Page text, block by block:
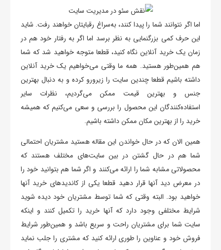
اما اگر نتوانند شما را پیدا کنند، به‌سراغ رقبایتان خواهند رفت. شاید
این حرف کمی بزرگنمایی به نظر برسد اما اگر به رفتار خود هم در
زمان یک خرید آنلاین نگاه کنید، قطعا متوجه خواهید شد که شما
هم همین‌طور هستید. همه ما وقتی می‌خواهیم یک خرید آنلاین
داشته باشیم قطعا چندین سایت را زیرورو کرده و به دنبال بهترین
جنس و بهترین قیمت ممکن می‌گردیم، نظرات سایر
استفاده‌کنندگان این محصول را بررسی و سعی می‌کنیم که همیشه
خرید را از بهترین مکان ممکن داشته باشیم.
همین الان که در حال خواندن این مقاله هستید مشتریان احتمالی
شما هم در حال گشتن در بین سایت‌های مختلف هستند که
محصولاتی مشابه شما را ارائه می‌کنند و اگر شما هم بتوانید خود را
در معرض دید آنها قرار دهید قطعا یکی از کاندیدهای خرید آنها
خواهید بود. البته وقتی که شما توسط مشتریان خود دیده شوید
شرایط مختلفی وجود دارد که آنها خرید را تکمیل کنند و اینکه
سایت شما برای مشتریان راحت و سریع باشد و همین‌طور شرایط
فروش خود و عناوین را طوری ارائه کنید که مشتری را جلب نماید